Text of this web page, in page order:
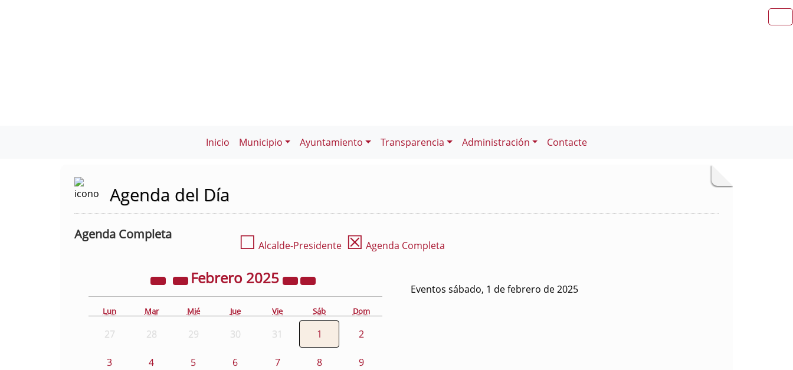
Inicio Municipio Ayuntamiento Transparencia Administración Contacte
Agenda del Día
Agenda Completa ☐ Alcalde-Presidente ☒ Agenda Completa
Febrero 2025
Lun Mar Mié Jue Vie Sáb Dom
27 28 29 30 31 1 2
3 4 5 6 7 8 9
Eventos sábado, 1 de febrero de 2025